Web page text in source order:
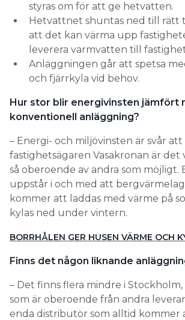
styras om för att ge hetvatten.
Hetvattnet shuntas ned till rätt
att det kan värma upp
leverera varmvatten till
Anläggningen går att spetsa
och fjärrkyla vid behov.
Hur stor blir energivinsten jämfört
konventionell anläggning?
– Energi- och miljövinsten är svår
fastighetsägaren Vasakronan är det
så oberoende av andra som möjligt.
uppstår i och med att
kommer att laddas med värme på
kylas ned under vintern.
BORRHÅLEN GER HUSEN VÄRME OCH
Finns det någon liknande
– Det finns flera mindre i
som är oberoende från andra
enda distributör som alltid kommer